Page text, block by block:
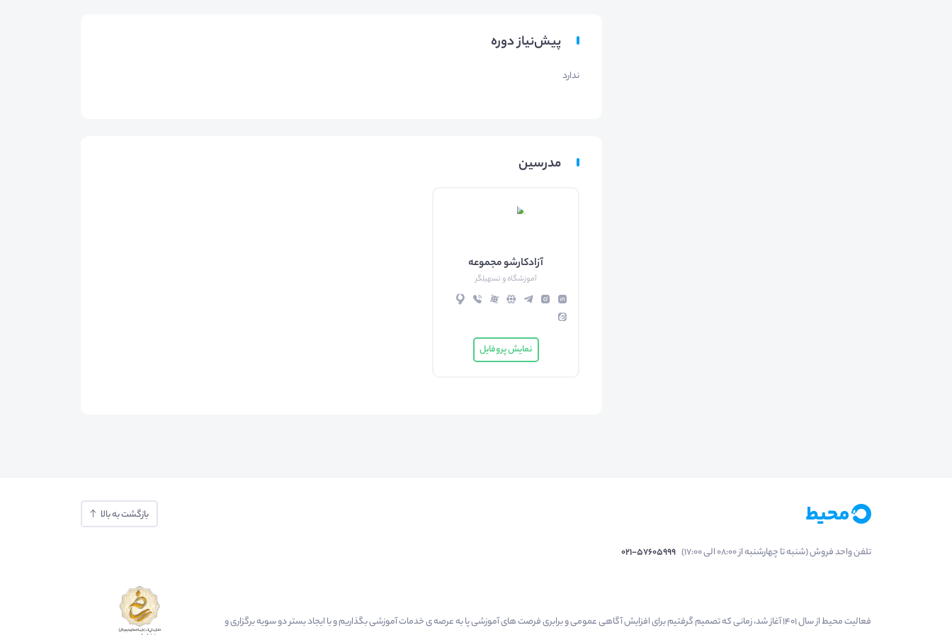
پیش‌نیاز دوره
ندارد
مدرسین
آزادکارشو مجموعه
آموزشگاه و تسهیلگر
نمایش پروفایل
بازگشت به بالا
تلفن واحد فروش (شنبه تا چهارشنبه از 08:00 الی 17:00) 021-57605999
فعالیت محیط از سال 1401 آغاز شد، زمانی که تصمیم گرفتیم برای افزایش آگاهی عمومی و برابری فرصت های آموزشی پا به عرصه ی خدمات آموزشی بگذاریم و با ایجاد بستر دو سویه برگزاری و